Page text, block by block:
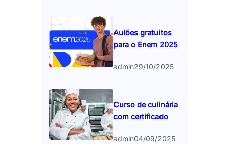
Aulões gratuitos
para o Enem 2025
admin29/10/2025
Curso de culinária
com certificado
admin04/09/2025